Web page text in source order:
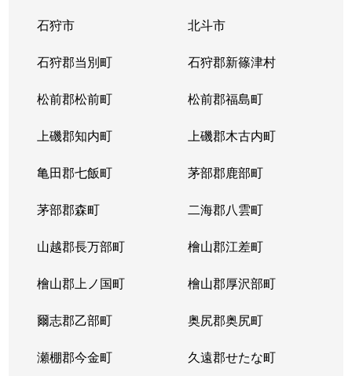
石狩市 北斗市
石狩郡当別町 石狩郡新篠津村
松前郡松前町 松前郡福島町
上磯郡知内町 上磯郡木古内町
亀田郡七飯町 茅部郡鹿部町
茅部郡森町 二海郡八雲町
山越郡長万部町 檜山郡江差町
檜山郡上ノ国町 檜山郡厚沢部町
爾志郡乙部町 奥尻郡奥尻町
瀬棚郡今金町 久遠郡せたな町